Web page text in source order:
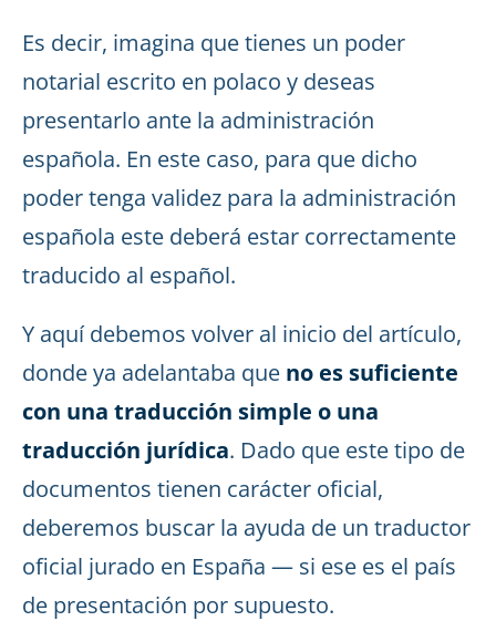
Es decir, imagina que tienes un poder
notarial escrito en polaco y deseas
presentarlo ante la administración
española. En este caso, para que dicho
poder tenga validez para la administración
española este deberá estar correctamente
traducido al español.
Y aquí debemos volver al inicio del artículo,
donde ya adelantaba que no es suficiente
con una traducción simple o una
traducción jurídica. Dado que este tipo de
documentos tienen carácter oficial,
deberemos buscar la ayuda de un traductor
oficial jurado en España — si ese es el país
de presentación por supuesto.